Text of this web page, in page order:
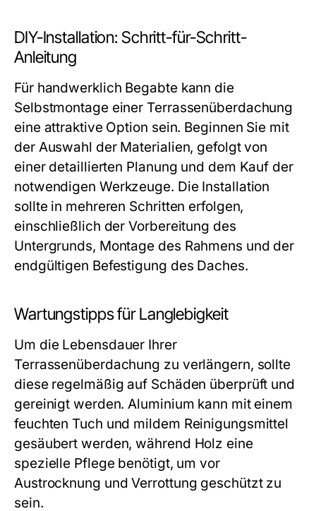
DIY-Installation: Schritt-für-Schritt-
Anleitung
Für handwerklich Begabte kann die
Selbstmontage einer Terrassenüberdachung
eine attraktive Option sein. Beginnen Sie mit
der Auswahl der Materialien, gefolgt von
einer detaillierten Planung und dem Kauf der
notwendigen Werkzeuge. Die Installation
sollte in mehreren Schritten erfolgen,
einschließlich der Vorbereitung des
Untergrunds, Montage des Rahmens und der
endgültigen Befestigung des Daches.
Wartungstipps für Langlebigkeit
Um die Lebensdauer Ihrer
Terrassenüberdachung zu verlängern, sollte
diese regelmäßig auf Schäden überprüft und
gereinigt werden. Aluminium kann mit einem
feuchten Tuch und mildem Reinigungsmittel
gesäubert werden, während Holz eine
spezielle Pflege benötigt, um vor
Austrocknung und Verrottung geschützt zu
sein.